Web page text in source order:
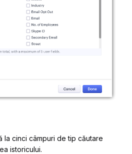
la cinci câmpuri de tip căutare
istoricului.